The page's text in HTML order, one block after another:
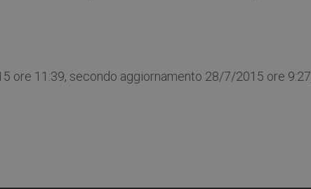
ore 11:39, secondo aggiornamento 28/7/2015 ore 9:27]